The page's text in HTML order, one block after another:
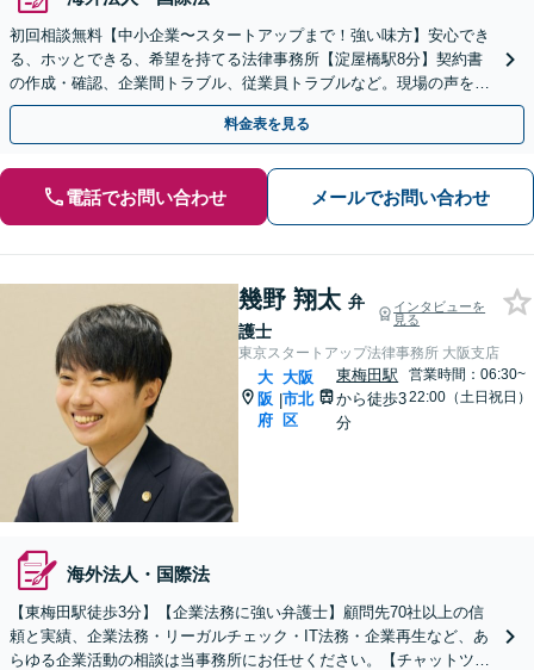
初回相談無料【中小企業〜スタートアップまで！強い味方】安心でき
る、ホッとできる、希望を持てる法律事務所【淀屋橋駅8分】契約書
の作成・確認、企業間トラブル、従業員トラブルなど。現場の声を大
切にする姿勢で、よりよい解決を目指します。
料金表を見る
電話でお問い合わせ メールでお問い合わせ
幾野 翔太 弁
護士
インタビューを
見る
東京スタートアップ法律事務所 大阪支店
大
阪
府
|
大阪
市北
区
東梅田駅
から徒歩3
分
営業時間：06:30~
22:00（土日祝日）
海外法人・国際法
【東梅田駅徒歩3分】【企業法務に強い弁護士】顧問先70社以上の信
頼と実績、企業法務・リーガルチェック・IT法務・企業再生など、あ
らゆる企業活動の相談は当事務所にお任せください。【チャットツー